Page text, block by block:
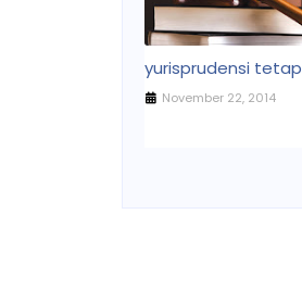
yurisprudensi tetap
November 22, 2014